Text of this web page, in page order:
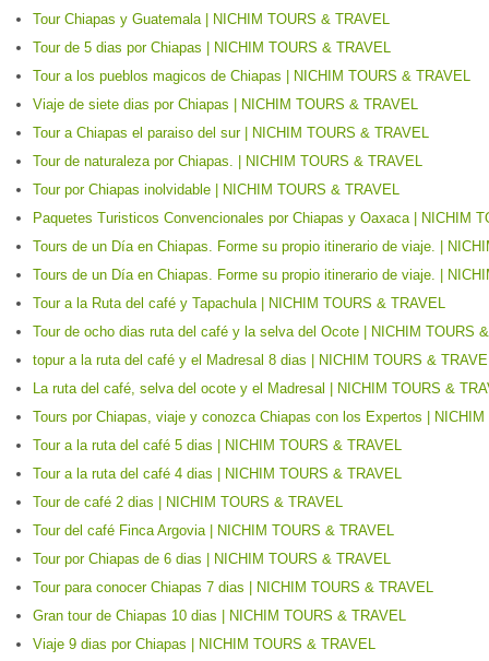
Tour Chiapas y Guatemala | NICHIM TOURS & TRAVEL
Tour de 5 dias por Chiapas | NICHIM TOURS & TRAVEL
Tour a los pueblos magicos de Chiapas | NICHIM TOURS & TRAVEL
Viaje de siete dias por Chiapas | NICHIM TOURS & TRAVEL
Tour a Chiapas el paraiso del sur | NICHIM TOURS & TRAVEL
Tour de naturaleza por Chiapas. | NICHIM TOURS & TRAVEL
Tour por Chiapas inolvidable | NICHIM TOURS & TRAVEL
Paquetes Turisticos Convencionales por Chiapas y Oaxaca | NICHIM
Tours de un Día en Chiapas. Forme su propio itinerario de viaje. |
Tours de un Día en Chiapas. Forme su propio itinerario de viaje. |
Tour a la Ruta del café y Tapachula | NICHIM TOURS & TRAVEL
Tour de ocho dias ruta del café y la selva del Ocote | NICHIM TOURS
topur a la ruta del café y el Madresal 8 dias | NICHIM TOURS &
La ruta del café, selva del ocote y el Madresal | NICHIM TOURS &
Tours por Chiapas, viaje y conozca Chiapas con los Expertos |
Tour a la ruta del café 5 dias | NICHIM TOURS & TRAVEL
Tour a la ruta del café 4 dias | NICHIM TOURS & TRAVEL
Tour de café 2 dias | NICHIM TOURS & TRAVEL
Tour del café Finca Argovia | NICHIM TOURS & TRAVEL
Tour por Chiapas de 6 dias | NICHIM TOURS & TRAVEL
Tour para conocer Chiapas 7 dias | NICHIM TOURS & TRAVEL
Gran tour de Chiapas 10 dias | NICHIM TOURS & TRAVEL
Viaje 9 dias por Chiapas | NICHIM TOURS & TRAVEL